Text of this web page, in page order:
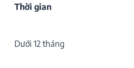
Thời gian
Dưới 12 tháng